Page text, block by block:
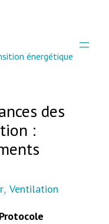
énergétique
des
:
, Ventilation